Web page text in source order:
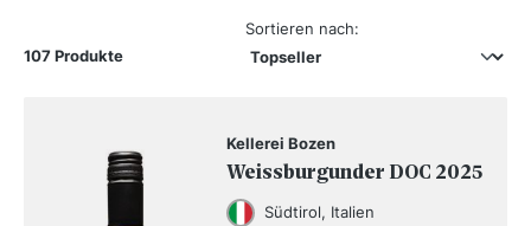
107 Produkte
Sortieren nach:
Kellerei Bozen
Weissburgunder DOC 2025
Südtirol, Italien